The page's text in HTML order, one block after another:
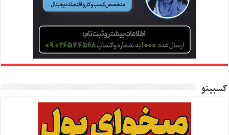
کسبینو